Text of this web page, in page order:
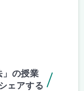
」の授業
ェアする